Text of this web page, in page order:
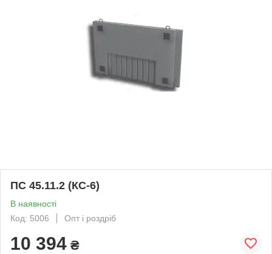
ПС 45.11.2 (КС-6)
В наявності
Код: 5006
Опт і роздріб
10 394 ₴